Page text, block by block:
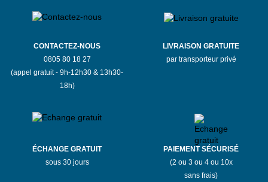
Magasins Mauboussin Avignon
Magasins Mauboussin Beauvais
Magasins Mauboussin Belley
Magasins Mauboussin Bordeaux
CONTACTEZ-NOUS
0805 80 18 27
(appel gratuit - 9h-12h30 & 13h30-
18h)
LIVRAISON GRATUITE
par transporteur privé
ÉCHANGE GRATUIT
sous 30 jours
PAIEMENT SÉCURISÉ
(2 ou 3 ou 4 ou 10x
sans frais)